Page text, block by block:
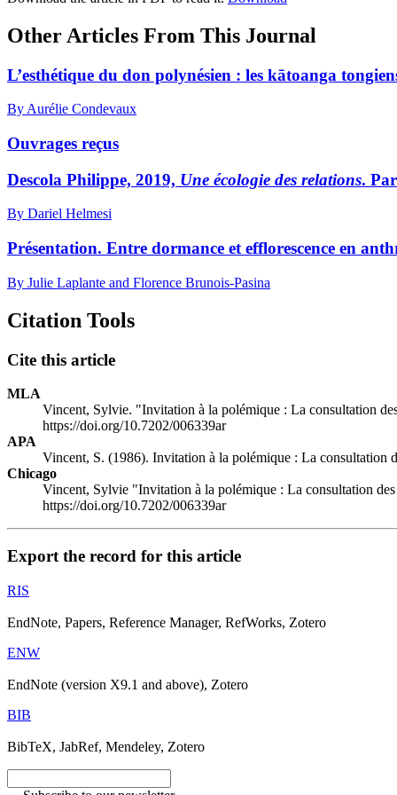
Other Articles From This Journal
L’esthétique du don polynésien : les kātoanga
By Aurélie Condevaux
Ouvrages reçus
Descola Philippe, 2019, Une écologie des relations.
By Dariel Helmesi
Présentation. Entre dormance et efflorescence en
By Julie Laplante and Florence Brunois-Pasina
Citation Tools
Cite this article
MLA
Vincent, Sylvie. "Invitation à la polémique : La consultation
https://doi.org/10.7202/006339ar
APA
Vincent, S. (1986). Invitation à la polémique : La consultation
Chicago
Vincent, Sylvie "Invitation à la polémique : La consultation
https://doi.org/10.7202/006339ar
Export the record for this article
RIS
EndNote, Papers, Reference Manager, RefWorks, Zotero
ENW
EndNote (version X9.1 and above), Zotero
BIB
BibTeX, JabRef, Mendeley, Zotero